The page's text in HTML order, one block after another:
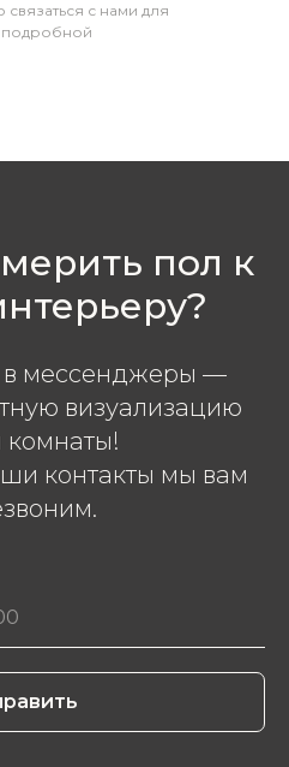
с нами для
пол к
мессенджеры —
визуализацию
контакты мы вам